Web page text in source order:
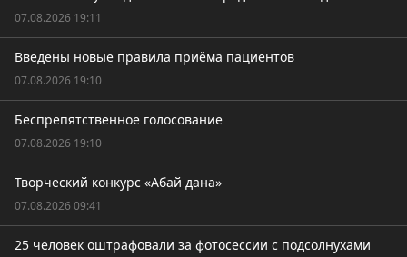
07.08.2026 19:11
Введены новые правила приёма пациентов
07.08.2026 19:10
Беспрепятственное голосование
07.08.2026 19:10
Творческий конкурс «Абай дана»
07.08.2026 09:41
25 человек оштрафовали за фотосессии с подсолнухами